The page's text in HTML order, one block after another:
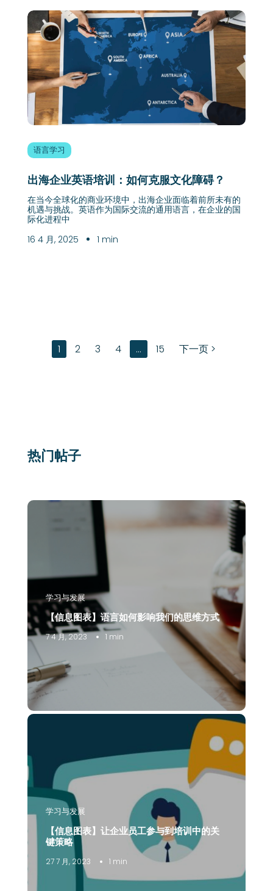
语言学习
出海企业英语培训：如何克服文化障碍？
在当今全球化的商业环境中，出海企业面临着前所未有的
机遇与挑战。英语作为国际交流的通用语言，在企业的国
际化进程中
16 4 月, 2025
1 min
1 2 3 4 … 15 下一页 >
热门帖子
学习与发展
【信息图表】语言如何影响我们的思维方式
7 4 月, 2023 1 min
学习与发展
【信息图表】让企业员工参与到培训中的关
键策略
27 7 月, 2023 1 min